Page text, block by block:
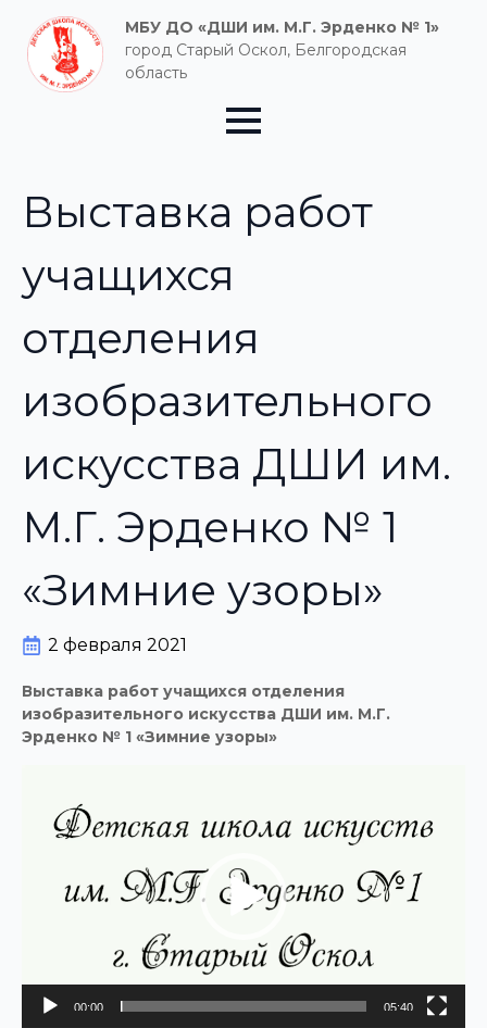
МБУ ДО «ДШИ им. М.Г. Эрденко № 1»
город Старый Оскол, Белгородская
область
Выставка работ
учащихся
отделения
изобразительного
искусства ДШИ им.
М.Г. Эрденко № 1
«Зимние узоры»
2 февраля 2021
Выставка работ учащихся отделения
изобразительного искусства ДШИ им. М.Г.
Эрденко № 1 «Зимние узоры»
00:00 05:40